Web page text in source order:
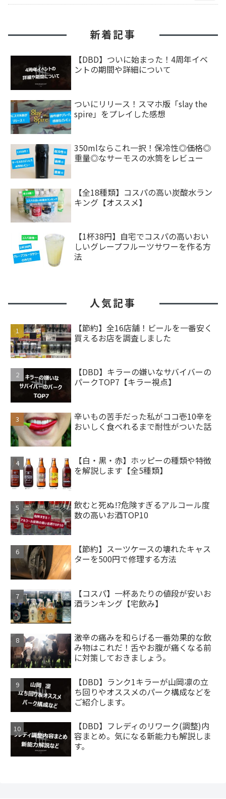
新着記事
【DBD】ついに始まった！4周年イベ
ントの期間や詳細について
ついにリリース！スマホ版「slay the
spire」をプレイした感想
350mlならこれ一択！保冷性◎価格◎
重量◎なサーモスの水筒をレビュー
【全18種類】コスパの高い炭酸水ラン
キング【オススメ】
【1杯38円】自宅でコスパの高いおい
しいグレープフルーツサワーを作る方
法
人気記事
【節約】全16店舗！ビールを一番安く
買えるお店を調査しました
【DBD】キラーの嫌いなサバイバーの
パークTOP7【キラー視点】
辛いもの苦手だった私がココ壱10辛を
おいしく食べれるまで耐性がついた話
【白・黒・赤】ホッピーの種類や特徴
を解説します【全5種類】
飲むと死ぬ!?危険すぎるアルコール度
数の高いお酒TOP10
【節約】スーツケースの壊れたキャス
ターを500円で修理する方法
【コスパ】一杯あたりの値段が安いお
酒ランキング【宅飲み】
激辛の痛みを和らげる一番効果的な飲
み物はこれだ！舌やお腹が痛くなる前
に対策しておきましょう。
【DBD】ランク1キラーが山岡凛の立
ち回りやオススメのパーク構成などを
ご紹介します。
【DBD】フレディのリワーク(調整)内
容まとめ。気になる新能力も解説しま
す。